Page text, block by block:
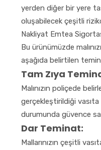
yerden diğer bir yere
oluşabilecek çeşitli
Nakliyat Emtea
Bu ürünümüzde
aşağıda belirtilen
Tam Zıya
Malınızın poliçede
gerçekleştirildiği
durumunda güvence
Dar Teminat:
Mallarınızın çeşitli